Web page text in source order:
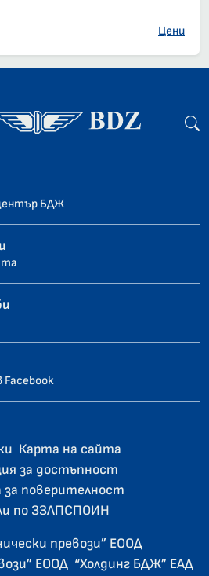
Цени
БДЖ
Facebook
Карта на сайта
за достъпност
поверителност
по ЗЗЛПСПОИН
превози” ЕООД
ЕООД “Холдинг БДЖ” ЕАД